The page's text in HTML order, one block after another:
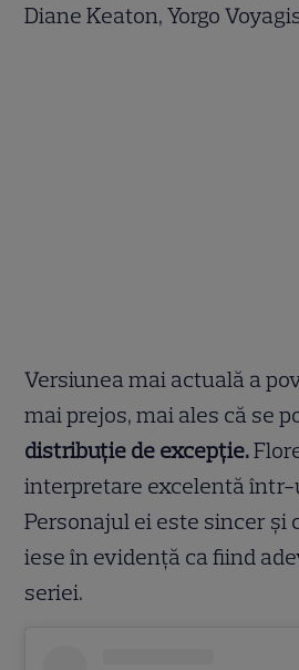
Diane Keaton, Yorgo
Versiunea mai actuală a
mai prejos, mai ales că se
distribuție de excepție.
interpretare excelentă într-
Personajul ei este sincer și
iese în evidență ca fiind
seriei.